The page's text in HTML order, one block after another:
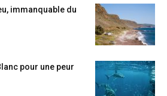
immanquable du
pour une peur